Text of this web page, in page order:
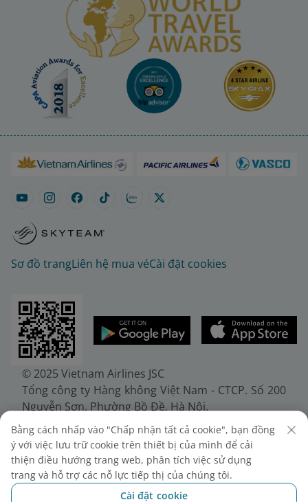
Sơ đồ trangLiên hệ mua véCài đặt cookies
© 2025 Vietnam Airlines JSC
Tổng công ty Hàng không Việt Nam - CTCP. Số 200
Nguyễn Sơn, Phường Bồ Đề, Hà Nội.
Điện thoại: (+84-24) 38272289. Fax: (+84-24)
38722375
Giấy chứng nhận đăng ký doanh nghiệp, mã số
doanh nghiệp 0100107518, đăng ký lần đầu ngày
30/6/2010, đăng ký thay đổi lần thứ 10 ngày
Bằng cách nhấp vào "Chấp nhận tất cả cookie", bạn đồng
ý với việc lưu trữ cookie trên thiết bị của mình để cải
thiện điều hướng trang web, phân tích việc sử dụng
trang và hỗ trợ các nỗ lực tiếp thị của chúng tôi.
Cài đặt cookie